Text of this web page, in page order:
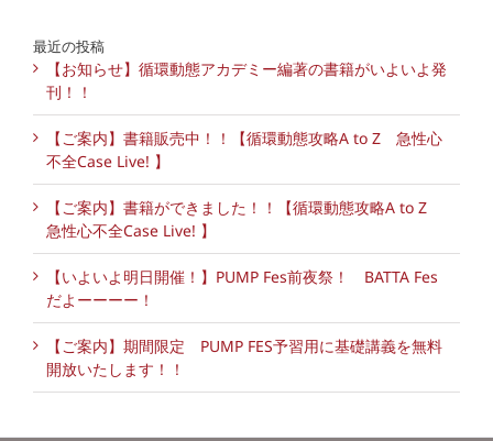
最近の投稿
【お知らせ】循環動態アカデミー編著の書籍がいよいよ発
刊！！
【ご案内】書籍販売中！！【循環動態攻略A to Z 急性心
不全Case Live! 】
【ご案内】書籍ができました！！【循環動態攻略A to Z
急性心不全Case Live! 】
【いよいよ明日開催！】PUMP Fes前夜祭！ BATTA Fes
だよーーーー！
【ご案内】期間限定 PUMP FES予習用に基礎講義を無料
開放いたします！！